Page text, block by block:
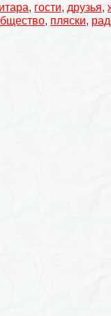
, гости, друзья,
, пляски,